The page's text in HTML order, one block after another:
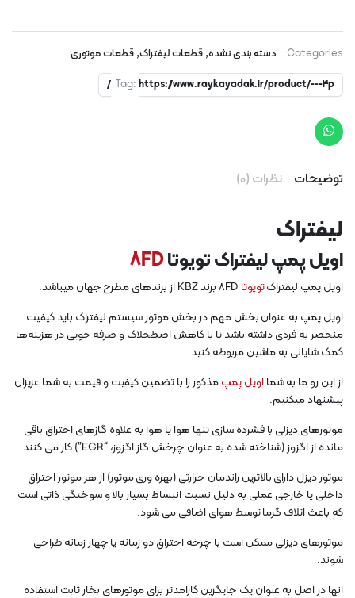
Categories: دسته بندی نشده,قطعات لیفتراک, قطعات موتوری
Tag: https://www.raykayadak.ir/product/---4p/
توضیحات نظرات (0)
لیفتراک
اویل پمپ لیفتراک تویوتا8FD
اویل پمپ لیفتراکتویوتا
اویل پمپ به عنوان بخش مهم در بخش موتور سیستم لیفتراک باید کیفیت
منحصر به فردی داشته باشد تا با کاهش اصطحلاک و صرفه جویی در هزینه‌ها
کمک شایانی به ماشین مربوطه کنید.
از این رو ما به شمااویل پمپمذکور را با تضمین کیفیت و قیمت به شما عزیزان
پیشنهاد میکنیم.
موتورهای دیزلی با فشرده سازی تنها هوا یا هوا به علاوه گازهای احتراق باقی
مانده از اگزوز (شناخته شده به عنوان چرخش گاز اگزوز، “EGR”) کار می کنند.
موتور دیزل دارای بالاترین راندمان حرارتی (بهره وری موتور) از هر موتور احتراق
داخلی یا خارجی عملی به دلیل نسبت انبساط بسیار بالا و سوختگی ذاتی است
که باعث اتلاف گرما توسط هوای اضافی می شود.
موتورهای دیزلی ممکن است با چرخه احتراق دو زمانه یا چهار زمانه طراحی
شوند.
انها در اصل به عنوان یک جایگزین کارامدتر برای موتورهای بخار ثابت استفاده